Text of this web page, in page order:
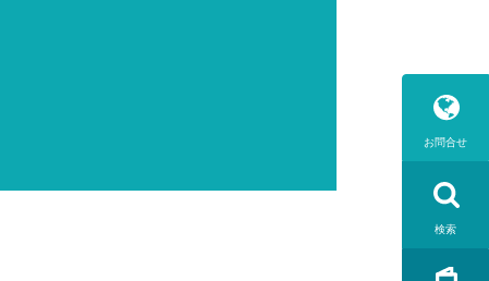
お問合せ
検索